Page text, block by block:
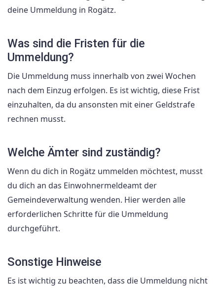
deine Ummeldung in Rogätz.
Was sind die Fristen für die
Ummeldung?
Die Ummeldung muss innerhalb von zwei Wochen
nach dem Einzug erfolgen. Es ist wichtig, diese Frist
einzuhalten, da du ansonsten mit einer Geldstrafe
rechnen musst.
Welche Ämter sind zuständig?
Wenn du dich in Rogätz ummelden möchtest, musst
du dich an das Einwohnermeldeamt der
Gemeindeverwaltung wenden. Hier werden alle
erforderlichen Schritte für die Ummeldung
durchgeführt.
Sonstige Hinweise
Es ist wichtig zu beachten, dass die Ummeldung nicht